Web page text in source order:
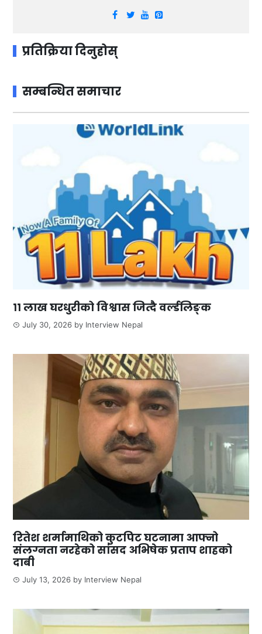
प्रतिक्रिया दिनुहोस्
सम्बन्धित समाचार
११ लाख घरधुरीको विश्वास जित्दै वर्ल्डलिङ्क
July 30, 2026 by Interview Nepal
रितेश शर्मामाथिको कुटपिट घटनामा आफ्नो
संलग्नता नरहेको सांसद अभिषेक प्रताप शाहको
दाबी
July 13, 2026 by Interview Nepal